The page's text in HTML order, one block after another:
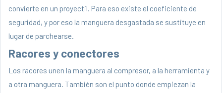
convierte en un proyectil. Para eso existe el coeficiente de
seguridad, y por eso la manguera desgastada se sustituye en
lugar de parchearse.
Racores y conectores
Los racores unen la manguera al compresor, a la herramienta y
a otra manguera. También son el punto donde empiezan la